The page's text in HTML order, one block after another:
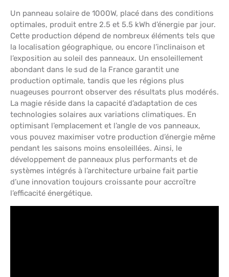
Un panneau solaire de 1000W, placé dans des conditions
optimales, produit entre 2.5 et 5.5 kWh d’énergie par jour.
Cette production dépend de nombreux éléments tels que
la localisation géographique, ou encore l’inclinaison et
l’exposition au soleil des panneaux. Un ensoleillement
abondant dans le sud de la France garantit une
production optimale, tandis que les régions plus
nuageuses pourront observer des résultats plus modérés.
La magie réside dans la capacité d’adaptation de ces
technologies solaires aux variations climatiques. En
optimisant l’emplacement et l’angle de vos panneaux,
vous pouvez maximiser votre production d’énergie même
pendant les saisons moins ensoleillées. Ainsi, le
développement de panneaux plus performants et de
systèmes intégrés à l’architecture urbaine fait partie
d’une innovation toujours croissante pour accroître
l’efficacité énergétique.